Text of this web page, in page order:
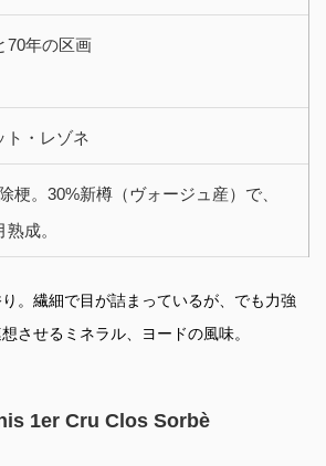
70年の区画
ト・レゾネ
梗。30%新樽（ヴォージュ産）で、
熟成。
。繊細で目が詰まっているが、でも力強
させるミネラル、ヨードの風味。
1er Cru Clos Sorbè